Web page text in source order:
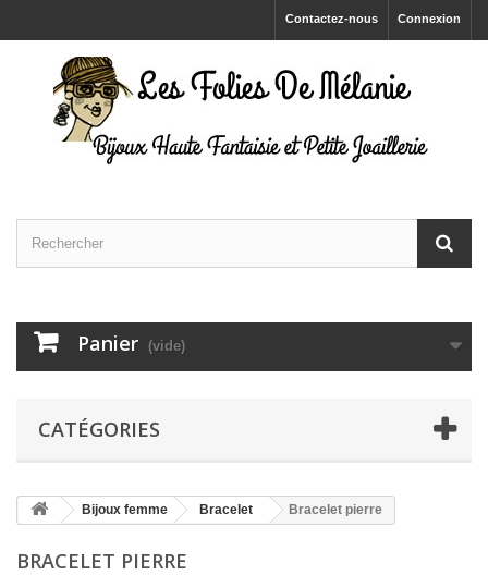
Connexion
Contactez-nous
Panier (vide)
CATÉGORIES
Bijoux femme Bracelet Bracelet pierre
BRACELET PIERRE